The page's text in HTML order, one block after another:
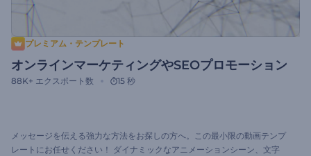
プレミアム・テンプレート
オンラインマーケティングやSEOプロモーション
88K+ エクスポート数 15 秒
メッセージを伝える強力な方法をお探しの方へ。この最小限の動画テンプ
レートにお任せください！ ダイナミックなアニメーションシーン、文字